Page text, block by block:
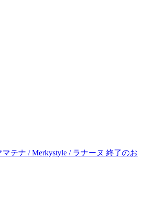
マテナ / Merkystyle / ラナーヌ 終了のお